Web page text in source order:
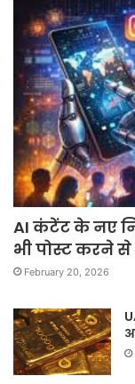
AI कंटेंट के नए
भी पोस्ट करने से
February 20, 2026